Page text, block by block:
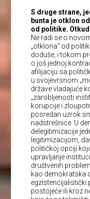
S druge strane,
bunta je otklon
od politike.
Ne radi se o
„otklona“ od
doduše, i tokom
o još jednoj
afilijaciju sa
u svojevrsnom
države vladajuće
„zarobljenosti
korupcije i
posredan uzrok
nadstrešnice. U
delegitimizacije
legitimizacijom,
političkoj opciji
upravljanje
društvenih
kao demokratska
egzistencijalistički
postojeće ili kroz